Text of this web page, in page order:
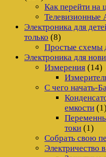
Как перейти на
Телевизионные
Электроника для
только (8)
Простые схемы
Электроника для
Измерения (14)
С чего начать-
емкости (1)
токи (1)
Собрать свою
Электричество